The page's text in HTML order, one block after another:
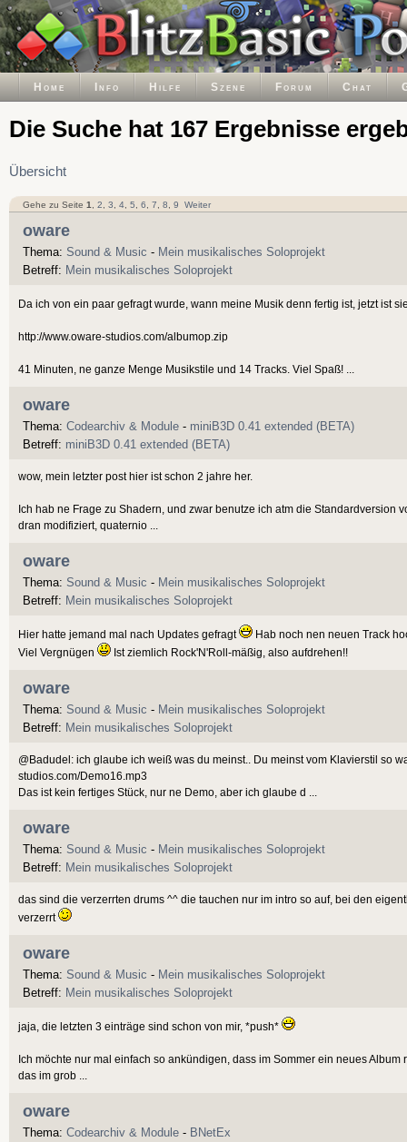
Home Info Hilfe Szene Forum Chat
Die Suche hat 167 Ergebnisse
Übersicht
Gehe zu Seite 1 2 3 4, 5 6 7 8 9 Weiter
oware
Thema: Sound & Music - Mein musikalisches Soloprojekt
Betreff: Mein musikalisches Soloprojekt
Da ich von ein paar gefragt wurde, wann meine Musik denn fertig ist, jetzt ist
http://www.oware-studios.com/albumop.zip
41 Minuten, ne ganze Menge Musikstile und 14 Tracks. Viel Spaß! ...
oware
Thema: Codearchiv & Module - miniB3D 0.41 extended (BETA)
Betreff: miniB3D 0.41 extended (BETA)
wow, mein letzter post hier ist schon 2 jahre her.
Ich hab ne Frage zu Shadern, und zwar benutze ich atm die Standardversion
dran modifiziert, quaternio ...
oware
Thema: Sound & Music - Mein musikalisches Soloprojekt
Betreff: Mein musikalisches Soloprojekt
Hier hatte jemand mal nach Updates gefragt
Hab noch nen neuen Track
Viel Vergnügen
Ist ziemlich Rock'N'Roll-mäßig, also aufdrehen!!
oware
Thema: Sound & Music - Mein musikalisches Soloprojekt
Betreff: Mein musikalisches Soloprojekt
@Badudel: ich glaube ich weiß was du meinst.. Du meinst vom Klavierstil so
studios.com/Demo16.mp3
Das ist kein fertiges Stück, nur ne Demo, aber ich glaube d ...
oware
Thema: Sound & Music - Mein musikalisches Soloprojekt
Betreff: Mein musikalisches Soloprojekt
das sind die verzerrten drums ^^ die tauchen nur im intro so auf, bei den
verzerrt
oware
Thema: Sound & Music - Mein musikalisches Soloprojekt
Betreff: Mein musikalisches Soloprojekt
jaja, die letzten 3 einträge sind schon von mir, *push*
Ich möchte nur mal einfach so ankündigen, dass im Sommer ein neues Album
das im grob ...
oware
Thema: Codearchiv & Module - BNetEx